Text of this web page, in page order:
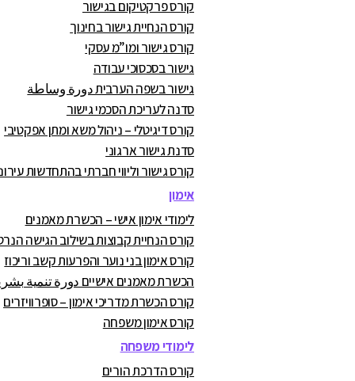
קורס פרקטיקום בגישור
קורס הנחיית גישור בחינוך
קורס גישור ומו”מ עסקי
גישור בסכסוכי עבודה
גישור בשפה הערבית دورة وساطة
סדנה לעריכת הסכמי גישור
קורס דיגיטלי – ניהול משא ומתן אפקטיבי
סדנת גישור ארגוני
קורס גישור וליווי חברתי בהתחדשות
אימון
לימודי אימון אישי – הכשרת מאמנים
קורס הנחיית קבוצות בשילוב הגישה
קורס אימון בני נוער והפרעות קשב וריכוז
הכשרת מאמנים אישיים دورة تنمية
קורס הכשרת מדריכי אימון – סופרוויזרים
קורס אימון משפחה
לימודי משפחה
קורס הדרכת הורים